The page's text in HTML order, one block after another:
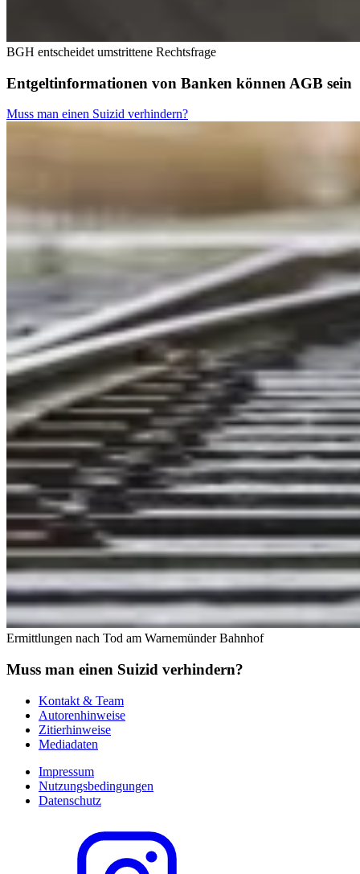
BGH entscheidet umstrittene Rechtsfrage
Entgeltinformationen von Banken können AGB sein
Muss man einen Suizid verhindern?
Ermittlungen nach Tod am Warnemünder Bahnhof
Muss man einen Suizid verhindern?
Kontakt & Team
Autorenhinweise
Zitierhinweise
Mediadaten
Impressum
Nutzungsbedingungen
Datenschutz